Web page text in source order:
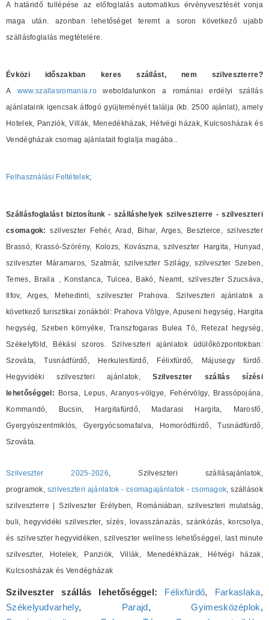
A határidő tullépése az előfoglalás automatikus érvényvesztését vonja
maga után. azonban lehetőséget teremt a soron következő ujabb
szállásfoglalás megtételére.
Évközi időszakban keres szállást, nem szilveszterre?
A www.szallasromania.ro weboldalunkon a romániai erdélyi szállás
ajánlataink igencsak átfogó gyüjteményét találja (kb. 2500 ajánlat), amely
Hotelek, Panziók, Villák, Menedékházak, Hétvégi házak, Kulcsosházak és
Vendégházak csomag ajánlatait foglalja magába..
Felhasználási Feltételek;
Szállásfoglalást biztosítunk - szálláshelyek szilveszterre - szilveszteri
csomagok: szilveszter Fehér, Arad, Bihar, Arges, Beszterce, szilveszter
Brassó, Krassó-Szörény, Kolozs, Kovászna, szilveszter Hargita, Hunyad,
szilveszter Máramaros, Szatmár, szilveszter Szilágy, szilveszter Szeben,
Temes, Braila , Konstanca, Tulcea, Bakó, Neamt, szilveszter Szucsáva,
Ilfov, Arges, Mehedinti, szilveszter Prahova. Szilveszteri ajánlatok a
következő turisztikai zonákból: Prahova Völgye, Apuseni hegység, Hargita
hegység, Szeben környéke, Transzfogaras Bulea Tó, Retezat hegység,
Székelyföld, Békási szoros. Szilveszteri ajánlatok üdülőközpontokban:
Szováta, Tusnádfürdő, Herkulesfürdő, Félixfürdő, Májusegy fürdő.
Hegyvidéki szilveszteri ajánlatok,Szilveszter szállás sízési
lehetőséggel: Borsa, Lepus, Aranyos-völgye, Fehérvölgy, Brassópojána,
Kommandó, Bucsin, Hargitafürdő, Madarasi Hargita, Marosfő,
Gyergyószentmiklós, Gyergyócsomafalva, Homoródfürdő, Tusnádfürdő,
Szováta.
Szilveszter 2025-2026, Szilveszteri szállásajánlatok,
programok, szilveszteri ajánlatok - csomagajánlatok - csomagok, szállások
szilveszterre | Szilveszter Erélyben, Romániában, szilveszteri mulatság,
buli, hegyvidéki szilveszter, sízés, lovasszánazás, szánkózás, korcsolya,
és szilveszter hegyvidéken, szilveszter wellness lehetőséggel, last minute
szilveszter, Hotelek, Panziók, Villák, Menedékházak, Hétvégi házak,
Kulcsosházak és Vendégházak
Szilveszter szállás lehetőséggel: Félixfürdő, Farkaslaka,
Székelyudvarhely, Parajd,Gyimesközéplok,